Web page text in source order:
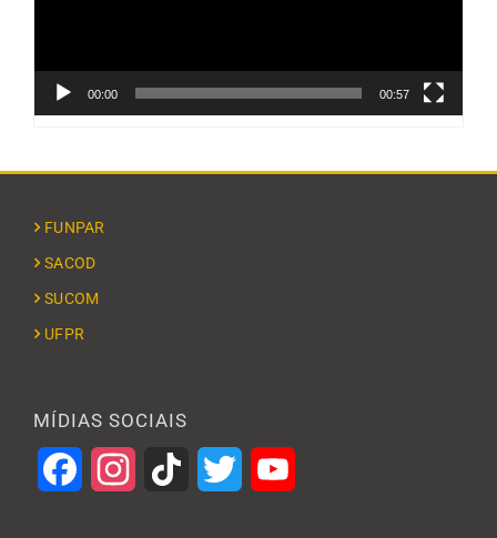
00:00 00:57
FUNPAR
SACOD
SUCOM
UFPR
MÍDIAS SOCIAIS
FacebookInstagramTikTok Twitter